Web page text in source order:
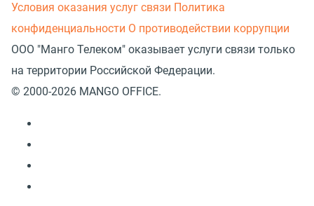
Условия оказания услуг связи Политика
конфиденциальности О противодействии коррупции
ООО "Манго Телеком" оказывает услуги связи только
на территории Российской Федерации.
© 2000-2026 MANGO OFFICE.